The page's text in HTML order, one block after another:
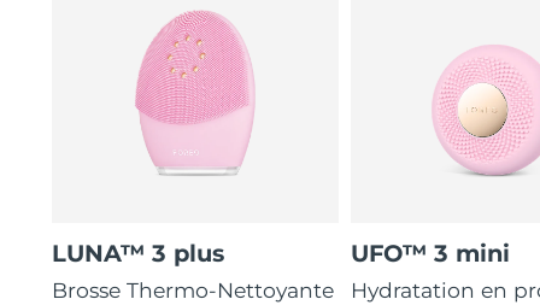
LUNA™ 3 plus
Brosse Thermo-Nettoyante
UFO™ 3 mini
Hydratation en